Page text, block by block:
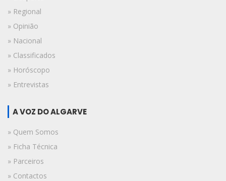
» Regional
» Opinião
» Nacional
» Classificados
» Horóscopo
» Entrevistas
A VOZ DO ALGARVE
» Quem Somos
» Ficha Técnica
» Parceiros
» Contactos